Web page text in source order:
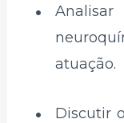
atuação.
Discutir